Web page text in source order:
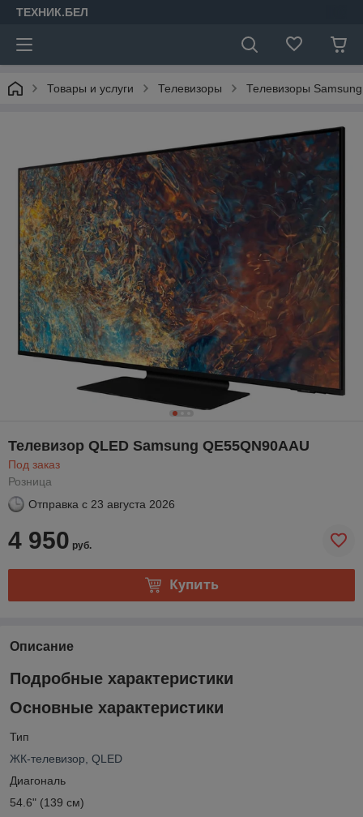
ТЕХНИК.БЕЛ
Товары и услуги Телевизоры Телевизоры Samsung
Телевизор QLED Samsung QE55QN90AAU
Под заказ
Розница
Отправка с 23 августа 2026
4 950 руб.
Купить
Описание
Подробные характеристики
Основные характеристики
Тип
ЖК-телевизор, QLED
Диагональ
54.6" (139 см)